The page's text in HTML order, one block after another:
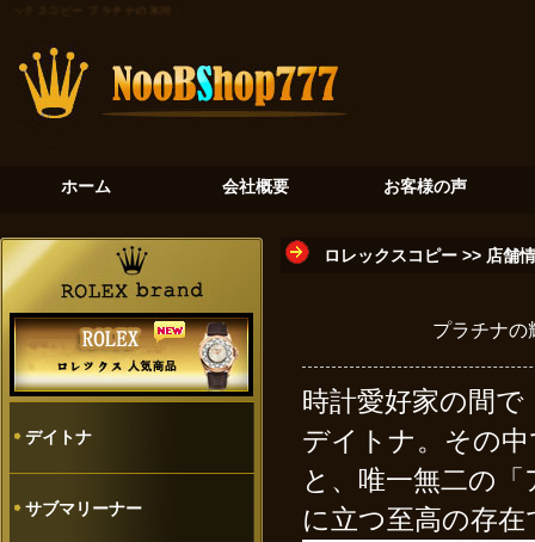
プラチナの氷河：デイトナ116506が奏でる至高のクロノグラフ
ホーム 会社概要 お客様の声
デイトナ
サブマリーナー
ロレックスコピー >> 店舗
プラチナの
時計愛好家の間
デイトナ。その
と、唯一無二の
に立つ至高の存